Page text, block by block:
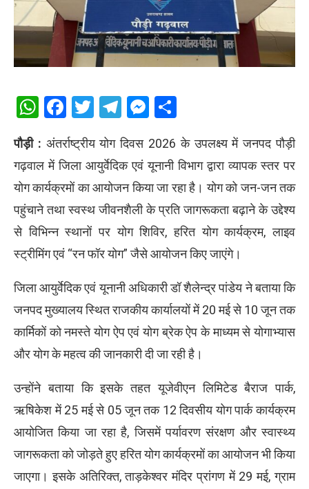
WhatsApp
Facebook
Twitter
Telegram
Messenger
पौड़ी : अंतर्राष्ट्रीय योग दिवस 2026 के उपलक्ष्य में जनपद पौड़ी
गढ़वाल में जिला आयुर्वेदिक एवं यूनानी विभाग द्वारा व्यापक स्तर पर
योग कार्यक्रमों का आयोजन किया जा रहा है। योग को जन-जन तक
पहुंचाने तथा स्वस्थ जीवनशैली के प्रति जागरूकता बढ़ाने के उद्देश्य
से विभिन्न स्थानों पर योग शिविर, हरित योग कार्यक्रम, लाइव
स्ट्रीमिंग एवं “रन फॉर योग” जैसे आयोजन किए जाएंगे।
जिला आयुर्वेदिक एवं यूनानी अधिकारी डॉ शैलेन्द्र पांडेय ने बताया कि
जनपद मुख्यालय स्थित राजकीय कार्यालयों में 20 मई से 10 जून तक
कार्मिकों को नमस्ते योग ऐप एवं योग ब्रेक ऐप के माध्यम से योगाभ्यास
और योग के महत्व की जानकारी दी जा रही है।
उन्होंने बताया कि इसके तहत यूजेवीएन लिमिटेड बैराज पार्क,
ऋषिकेश में 25 मई से 05 जून तक 12 दिवसीय योग पार्क कार्यक्रम
आयोजित किया जा रहा है, जिसमें पर्यावरण संरक्षण और स्वास्थ्य
जागरूकता को जोड़ते हुए हरित योग कार्यक्रमों का आयोजन भी किया
जाएगा। इसके अतिरिक्त, ताड़केश्वर मंदिर प्रांगण में 29 मई, ग्राम